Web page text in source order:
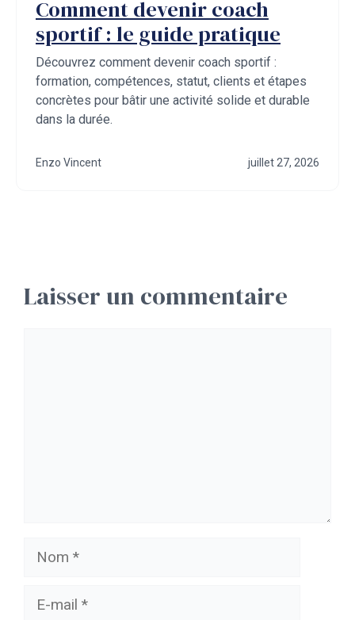
Comment devenir coach
sportif : le guide pratique
Découvrez comment devenir coach sportif :
formation, compétences, statut, clients et étapes
concrètes pour bâtir une activité solide et durable
dans la durée.
Enzo Vincent juillet 27, 2026
Laisser un commentaire
Nom